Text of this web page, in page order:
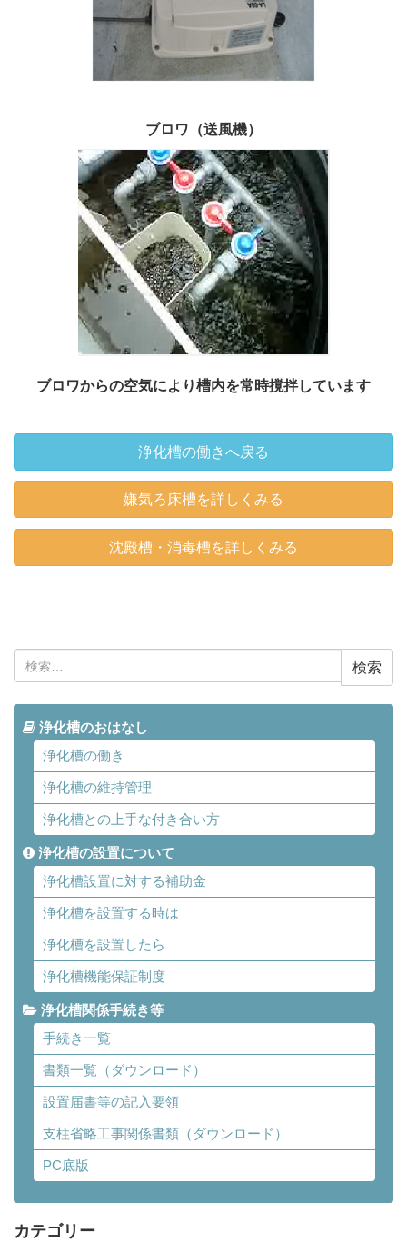
ブロワ（送風機）
ブロワからの空気により槽内を常時撹拌しています
浄化槽の働きへ戻る
嫌気ろ床槽を詳しくみる
沈殿槽・消毒槽を詳しくみる
索:
浄化槽のおはなし
浄化槽の働き
浄化槽の維持管理
浄化槽との上手な付き合い方
浄化槽の設置について
浄化槽設置に対する補助金
浄化槽を設置する時は
浄化槽を設置したら
浄化槽機能保証制度
浄化槽関係手続き等
手続き一覧
書類一覧（ダウンロード）
設置届書等の記入要領
支柱省略工事関係書類（ダウンロード）
PC底版
カテゴリー